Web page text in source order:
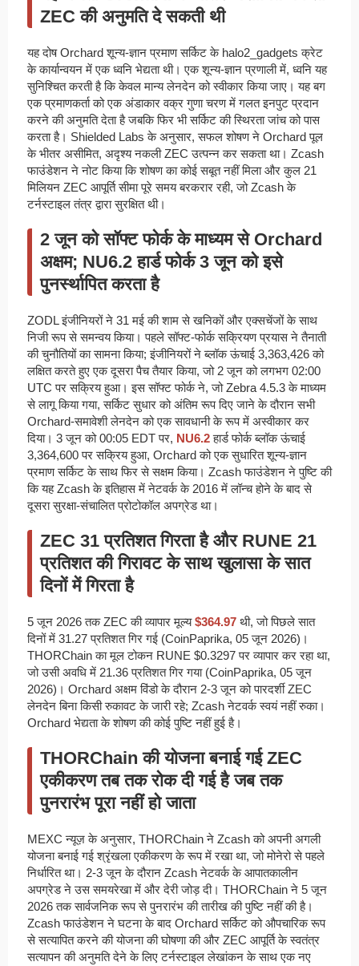
ZEC की अनुमति दे सकती थी
यह दोष Orchard शून्य-ज्ञान प्रमाण सर्किट के halo2_gadgets क्रेट
के कार्यान्वयन में एक ध्वनि भेद्यता थी। एक शून्य-ज्ञान प्रणाली में, ध्वनि यह
सुनिश्चित करती है कि केवल मान्य लेनदेन को स्वीकार किया जाए। यह बग
एक प्रमाणकर्ता को एक अंडाकार वक्र गुणा चरण में गलत इनपुट प्रदान
करने की अनुमति देता है जबकि फिर भी सर्किट की स्थिरता जांच को पास
करता है। Shielded Labs के अनुसार, सफल शोषण ने Orchard पूल
के भीतर असीमित, अदृश्य नकली ZEC उत्पन्न कर सकता था। Zcash
फाउंडेशन ने नोट किया कि शोषण का कोई सबूत नहीं मिला और कुल 21
मिलियन ZEC आपूर्ति सीमा पूरे समय बरकरार रही, जो Zcash के
टर्नस्टाइल तंत्र द्वारा सुरक्षित थी।
2 जून को सॉफ्ट फोर्क के माध्यम से Orchard
अक्षम; NU6.2 हार्ड फोर्क 3 जून को इसे
पुनर्स्थापित करता है
ZODL इंजीनियरों ने 31 मई की शाम से खनिकों और एक्सचेंजों के साथ
निजी रूप से समन्वय किया। पहले सॉफ्ट-फोर्क सक्रियण प्रयास ने तैनाती
की चुनौतियों का सामना किया; इंजीनियरों ने ब्लॉक ऊंचाई 3,363,426 को
लक्षित करते हुए एक दूसरा पैच तैयार किया, जो 2 जून को लगभग 02:00
UTC पर सक्रिय हुआ। इस सॉफ्ट फोर्क ने, जो Zebra 4.5.3 के माध्यम
से लागू किया गया, सर्किट सुधार को अंतिम रूप दिए जाने के दौरान सभी
Orchard-समावेशी लेनदेन को एक सावधानी के रूप में अस्वीकार कर
दिया। 3 जून को 00:05 EDT पर, NU6.2हार्ड फोर्क ब्लॉक ऊंचाई
3,364,600 पर सक्रिय हुआ, Orchard को एक सुधारित शून्य-ज्ञान
प्रमाण सर्किट के साथ फिर से सक्षम किया। Zcash फाउंडेशन ने पुष्टि की
कि यह Zcash के इतिहास में नेटवर्क के 2016 में लॉन्च होने के बाद से
दूसरा सुरक्षा-संचालित प्रोटोकॉल अपग्रेड था।
ZEC 31 प्रतिशत गिरता है और RUNE 21
प्रतिशत की गिरावट के साथ खुलासा के सात
दिनों में गिरता है
5 जून 2026 तक ZEC की व्यापार मूल्य$364.97 थी, जो पिछले सात
दिनों में 31.27 प्रतिशत गिर गई (CoinPaprika, 05 जून 2026)।
THORChain का मूल टोकन RUNE $0.3297 पर व्यापार कर रहा था,
जो उसी अवधि में 21.36 प्रतिशत गिर गया (CoinPaprika, 05 जून
2026)। Orchard अक्षम विंडो के दौरान 2-3 जून को पारदर्शी ZEC
लेनदेन बिना किसी रुकावट के जारी रहे; Zcash नेटवर्क स्वयं नहीं रुका।
Orchard भेद्यता के शोषण की कोई पुष्टि नहीं हुई है।
THORChain की योजना बनाई गई ZEC
एकीकरण तब तक रोक दी गई है जब तक
पुनरारंभ पूरा नहीं हो जाता
MEXC न्यूज़ के अनुसार, THORChain ने Zcash को अपनी अगली
योजना बनाई गई श्रृंखला एकीकरण के रूप में रखा था, जो मोनेरो से पहले
निर्धारित था। 2-3 जून के दौरान Zcash नेटवर्क के आपातकालीन
अपग्रेड ने उस समयरेखा में और देरी जोड़ दी। THORChain ने 5 जून
2026 तक सार्वजनिक रूप से पुनरारंभ की तारीख की पुष्टि नहीं की है।
Zcash फाउंडेशन ने घटना के बाद Orchard सर्किट को औपचारिक रूप
से सत्यापित करने की योजना की घोषणा की और ZEC आपूर्ति के स्वतंत्र
सत्यापन की अनुमति देने के लिए टर्नस्टाइल लेखांकन के साथ एक नए